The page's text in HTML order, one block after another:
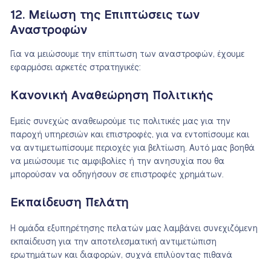
12. Μείωση της Επιπτώσεις των
Αναστροφών
Για να μειώσουμε την επίπτωση των αναστροφών, έχουμε
εφαρμόσει αρκετές στρατηγικές:
Κανονική Αναθεώρηση Πολιτικής
Εμείς συνεχώς αναθεωρούμε τις πολιτικές μας για την
παροχή υπηρεσιών και επιστροφές, για να εντοπίσουμε και
να αντιμετωπίσουμε περιοχές για βελτίωση. Αυτό μας βοηθά
να μειώσουμε τις αμφιβολίες ή την ανησυχία που θα
μπορούσαν να οδηγήσουν σε επιστροφές χρημάτων.
Εκπαίδευση Πελάτη
Η ομάδα εξυπηρέτησης πελατών μας λαμβάνει συνεχιζόμενη
εκπαίδευση για την αποτελεσματική αντιμετώπιση
ερωτημάτων και διαφορών, συχνά επιλύοντας πιθανά